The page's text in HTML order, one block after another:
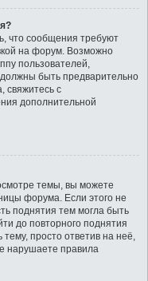
что сообщения требуют
на форум. Возможно
пользователей,
быть предварительно
свяжитесь с
дополнительной
темы, вы можете
форума. Если этого не
поднятия тем могла быть
до повторного поднятия
просто ответив на неё,
нарушаете правила